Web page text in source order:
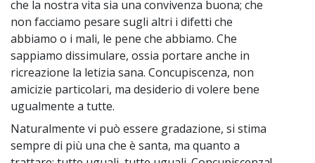
che la nostra vita sia una convivenza buona; che
non facciamo pesare sugli altri i difetti che
abbiamo o i mali, le pene che abbiamo. Che
sappiamo dissimulare, ossia portare anche in
ricreazione la letizia sana. Concupiscenza, non
amicizie particolari, ma desiderio di volere bene
ugualmente a tutte.
Naturalmente vi può essere gradazione, si stima
sempre di più una che è santa, ma quanto a